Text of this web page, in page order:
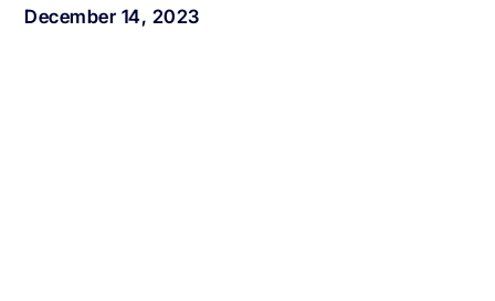
December 14, 2023